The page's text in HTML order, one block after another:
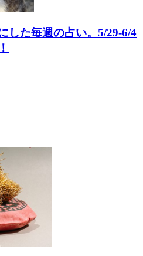
した毎週の占い。5/29-6/4